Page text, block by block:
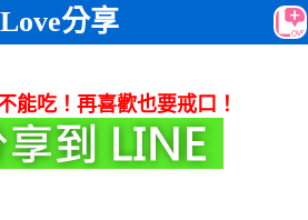
Love分享
能吃！再喜歡也要戒口！